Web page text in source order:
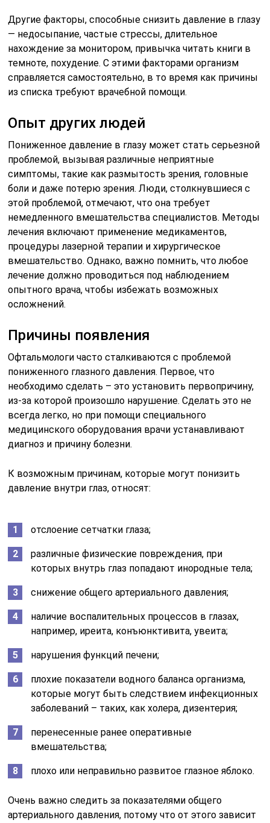
Другие факторы, способные снизить давление в глазу
— недосыпание, частые стрессы, длительное
нахождение за монитором, привычка читать книги в
темноте, похудение. С этими факторами организм
справляется самостоятельно, в то время как причины
из списка требуют врачебной помощи.
Опыт других людей
Пониженное давление в глазу может стать серьезной
проблемой, вызывая различные неприятные
симптомы, такие как размытость зрения, головные
боли и даже потерю зрения. Люди, столкнувшиеся с
этой проблемой, отмечают, что она требует
немедленного вмешательства специалистов. Методы
лечения включают применение медикаментов,
процедуры лазерной терапии и хирургическое
вмешательство. Однако, важно помнить, что любое
лечение должно проводиться под наблюдением
опытного врача, чтобы избежать возможных
осложнений.
Причины появления
Офтальмологи часто сталкиваются с проблемой
пониженного глазного давления. Первое, что
необходимо сделать – это установить первопричину,
из-за которой произошло нарушение. Сделать это не
всегда легко, но при помощи специального
медицинского оборудования врачи устанавливают
диагноз и причину болезни.
К возможным причинам, которые могут понизить
давление внутри глаз, относят:
отслоение сетчатки глаза;
различные физические повреждения, при
которых внутрь глаз попадают инородные тела;
снижение общего артериального давления;
наличие воспалительных процессов в глазах,
например, иреита, конъюнктивита, увеита;
нарушения функций печени;
плохие показатели водного баланса организма,
которые могут быть следствием инфекционных
заболеваний – таких, как холера, дизентерия;
перенесенные ранее оперативные
вмешательства;
плохо или неправильно развитое глазное яблоко.
Очень важно следить за показателями общего
артериального давления, потому что от этого зависит